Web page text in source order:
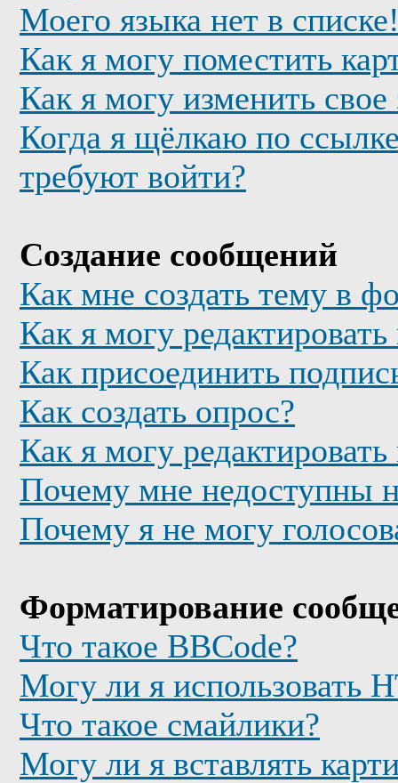
Моего языка нет в
Как я могу поместить
Как я могу изменить свое
Когда я щёлкаю по
требуют войти?
Создание сообщений
Как мне создать тему в
Как я могу
Как присоединить
Как создать опрос?
Как я могу
Почему мне недоступны
Почему я не могу
Форматирование
Что такое BBCode?
Могу ли я использовать
Что такое смайлики?
Могу ли я вставлять